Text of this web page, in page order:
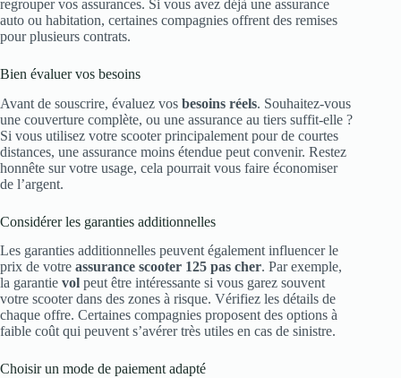
regrouper vos assurances. Si vous avez déjà une assurance
auto ou habitation, certaines compagnies offrent des remises
pour plusieurs contrats.
Bien évaluer vos besoins
Avant de souscrire, évaluez vos besoins réels. Souhaitez-vous
une couverture complète, ou une assurance au tiers suffit-elle ?
Si vous utilisez votre scooter principalement pour de courtes
distances, une assurance moins étendue peut convenir. Restez
honnête sur votre usage, cela pourrait vous faire économiser
de l’argent.
Considérer les garanties additionnelles
Les garanties additionnelles peuvent également influencer le
prix de votre assurance scooter 125 pas cher. Par exemple,
la garantie vol peut être intéressante si vous garez souvent
votre scooter dans des zones à risque. Vérifiez les détails de
chaque offre. Certaines compagnies proposent des options à
faible coût qui peuvent s’avérer très utiles en cas de sinistre.
Choisir un mode de paiement adapté